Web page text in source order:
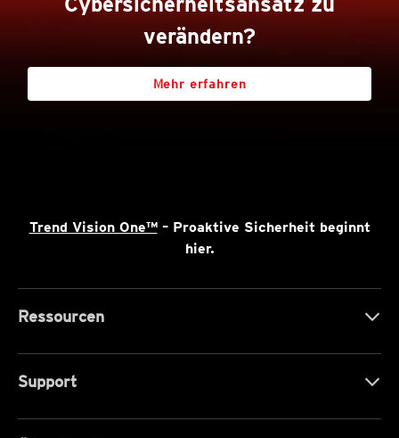
verändern?
Mehr erfahren
Trend Vision One™– Proaktive Sicherheit beginnt
hier.
Ressourcen
Support